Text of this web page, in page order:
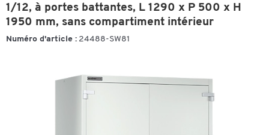
1/12, à portes battantes, L 1290 x P 500 x H
1950 mm, sans compartiment intérieur
Numéro d'article : 24488-SW81